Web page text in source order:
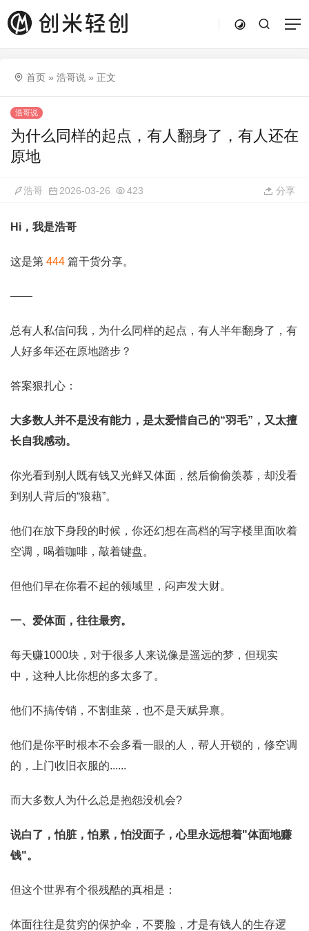
首页 » 浩哥说 » 正文
浩哥说
为什么同样的起点，有人翻身了，有人还在
原地
浩哥 2026-03-26 423 分享
Hi，我是浩哥
这是第 444 篇干货分享。
——
总有人私信问我，为什么同样的起点，有人半年翻身了，有
人好多年还在原地踏步？
答案狠扎心：
大多数人并不是没有能力，是太爱惜自己的“羽毛”，又太擅
长自我感动。
你光看到别人既有钱又光鲜又体面，然后偷偷羡慕，却没看
到别人背后的“狼藉”。
他们在放下身段的时候，你还幻想在高档的写字楼里面吹着
空调，喝着咖啡，敲着键盘。
但他们早在你看不起的领域里，闷声发大财。
一、爱体面，往往最穷。
每天赚1000块，对于很多人来说像是遥远的梦，但现实
中，这种人比你想的多太多了。
他们不搞传销，不割韭菜，也不是天赋异禀。
他们是你平时根本不会多看一眼的人，帮人开锁的，修空调
的，上门收旧衣服的......
而大多数人为什么总是抱怨没机会?
说白了，怕脏，怕累，怕没面子，心里永远想着"体面地赚
钱"。
但这个世界有个很残酷的真相是：
体面往往是贫穷的保护伞，不要脸，才是有钱人的生存逻